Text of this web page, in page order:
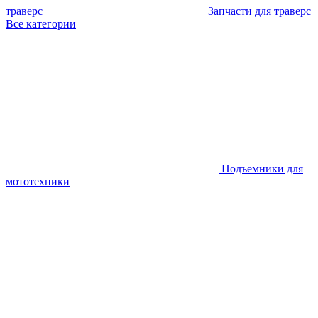
траверс
Запчасти для траверс
Все категории
Подъемники для
мототехники